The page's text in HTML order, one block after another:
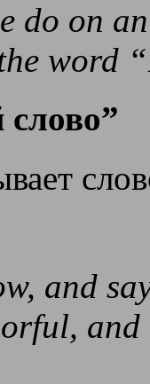
do on
word
and